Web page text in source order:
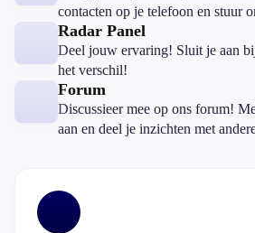
contacten op je telefoon en stuur
Radar Panel
Deel jouw ervaring! Sluit je aan
het verschil!
Forum
Discussieer mee op ons forum!
aan en deel je inzichten met